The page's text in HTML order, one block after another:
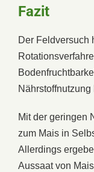
Fazit
Der Feldversuch
Mit der geringen
zum Mais in
Allerdings
Aussaat von